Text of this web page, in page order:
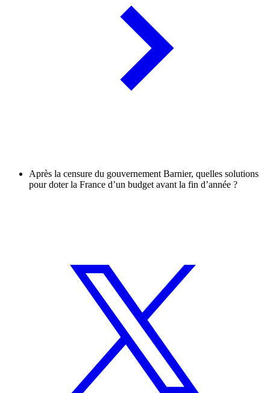
Après la censure du gouvernement Barnier, quelles solutions
pour doter la France d’un budget avant la fin d’année ?